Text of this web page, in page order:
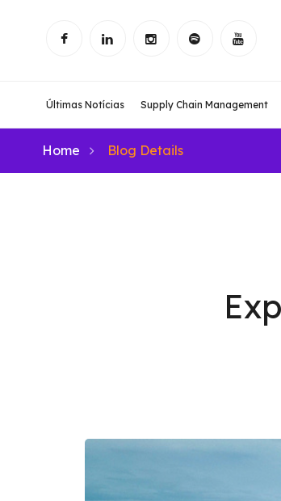
Últimas Notícias Supply Chain Management
Home Blog Details